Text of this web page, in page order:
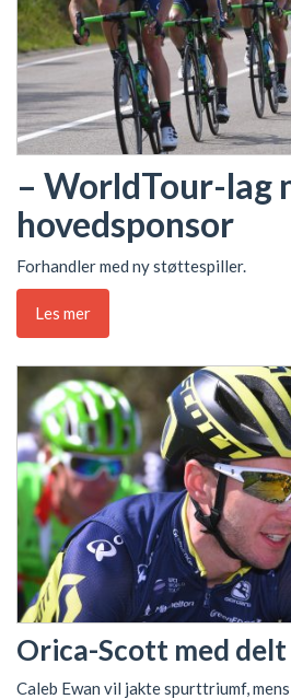
– WorldTour-lag
hovedsponsor
Forhandler med ny støttespiller.
Les mer
Orica-Scott med
Caleb Ewan vil jakte spurttriumf,